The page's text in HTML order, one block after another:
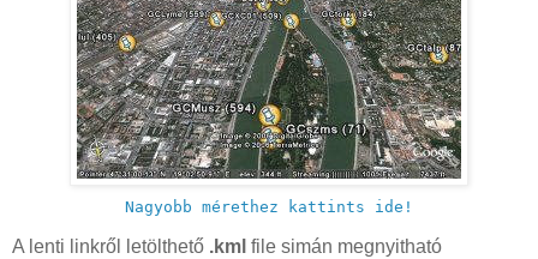
Nagyobb mérethez kattints ide!
A lenti linkről letölthető .kml file simán megnyitható